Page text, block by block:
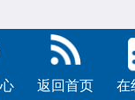
返回首页 在